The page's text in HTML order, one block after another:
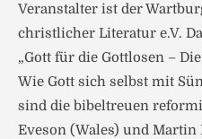
Veranstalter ist der
christlicher Literatur e.V.
„Gott für die Gottlosen –
Wie Gott sich selbst mit
sind die bibeltreuen
Eveson (Wales) und